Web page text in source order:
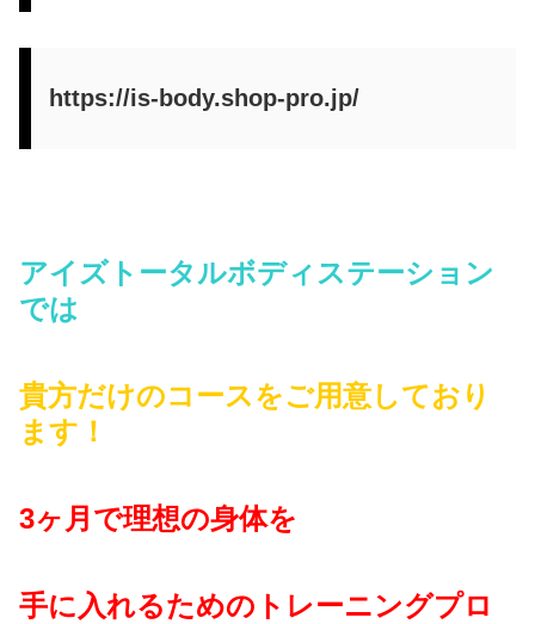
https://is-body.shop-pro.jp/
アイズトータルボディステーション
では
貴方だけのコースをご用意しており
ます！
3ヶ月で理想の身体を
手に入れるためのトレーニングプロ